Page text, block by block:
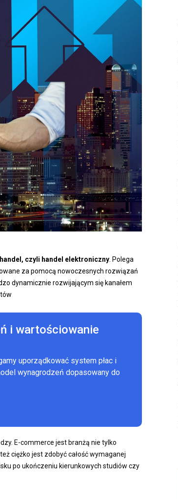
czyli handel elektroniczny. Polega
za pomocą nowoczesnych rozwiązań
dynamicznie rozwijającym się kanałem
i wartościowanie
uporządkować system płac i
wynagrodzeń dopasowany do
E-commerce jest branżą nie tylko
ciężko jest zdobyć całość wymaganej
po ukończeniu kierunkowych studiów czy